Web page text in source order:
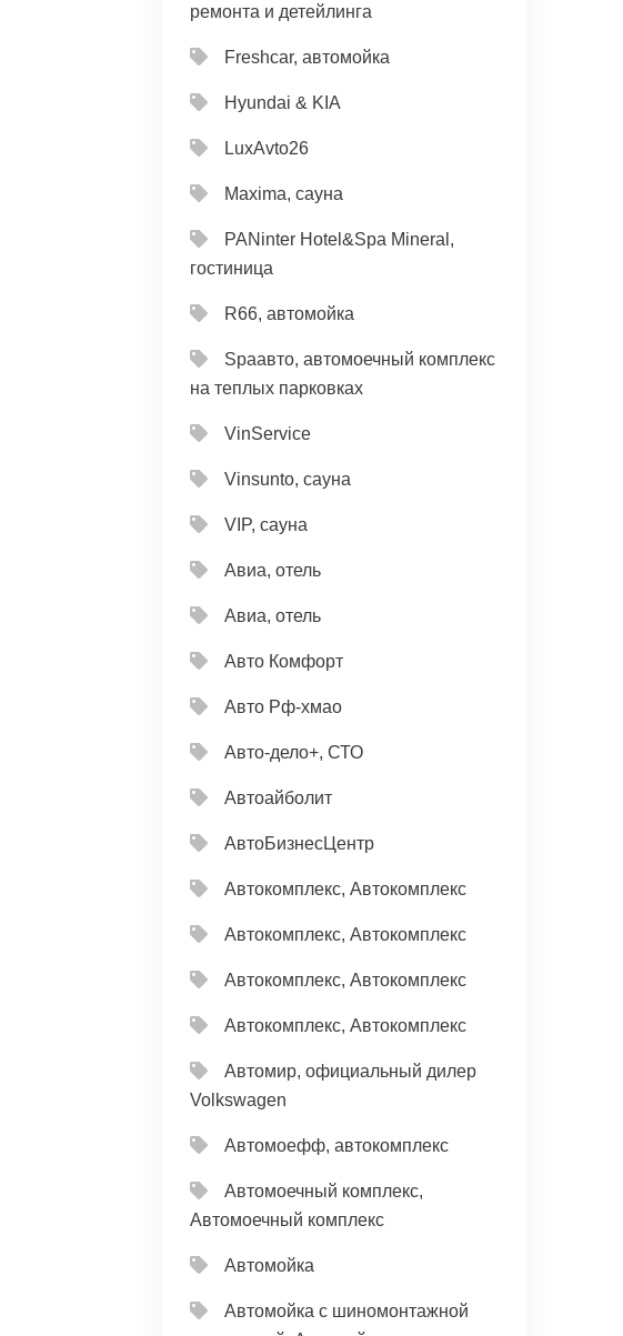
ремонта и детейлинга
Freshcar, автомойка
Hyundai & KIA
LuxAvto26
Maxima, сауна
PANinter Hotel&Spa Mineral,
гостиница
R66, автомойка
Spaавто, автомоечный комплекс
на теплых парковках
VinService
Vinsunto, сауна
VIP, сауна
Авиа, отель
Авиа, отель
Авто Комфорт
Авто Рф-хмао
Авто-дело+, СТО
Автоайболит
АвтоБизнесЦентр
Автокомплекс, Автокомплекс
Автокомплекс, Автокомплекс
Автокомплекс, Автокомплекс
Автокомплекс, Автокомплекс
Автомир, официальный дилер
Volkswagen
Автомоефф, автокомплекс
Автомоечный комплекс,
Автомоечный комплекс
Автомойка
Автомойка с шиномонтажной